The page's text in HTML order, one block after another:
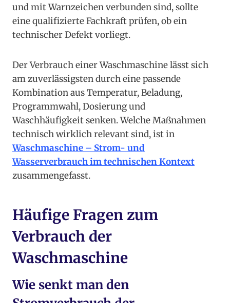
und mit Warnzeichen verbunden sind, sollte
eine qualifizierte Fachkraft prüfen, ob ein
technischer Defekt vorliegt.
Der Verbrauch einer Waschmaschine lässt sich
am zuverlässigsten durch eine passende
Kombination aus Temperatur, Beladung,
Programmwahl, Dosierung und
Waschhäufigkeit senken. Welche Maßnahmen
technisch wirklich relevant sind, ist in
Waschmaschine – Strom- und
Wasserverbrauch im technischen Kontext
zusammengefasst.
Häufige Fragen zum
Verbrauch der
Waschmaschine
Wie senkt man den